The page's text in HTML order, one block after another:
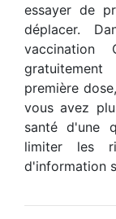
essayer de
déplacer.
vaccination
première
vous avez
santé d'une
limiter les
d'information